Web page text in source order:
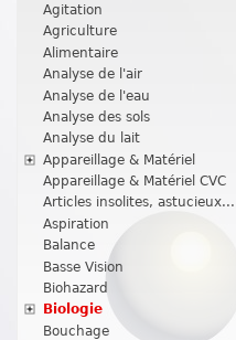
Agitation
Agriculture
Alimentaire
Analyse de l'air
Analyse de l'eau
Analyse des sols
Analyse du lait
Appareillage & Matériel
Appareillage & Matériel CVC
Articles insolites, astucieux...
Aspiration
Balance
Basse Vision
Biohazard
Biologie
Bouchage